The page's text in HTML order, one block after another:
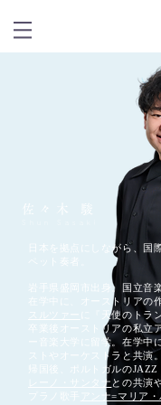
佐々木 駿
日本を拠点にしながら、国
ペット奏者。
岩手県盛岡市出身。国立音
在学中に、オーストリアの
スルツァー
に『天使のトラ
卒業後オーストリアの私立
ー音楽大学に留学。在学中
ストやオーケストラと共演。
帰国後、ポルトガルのJAZZ
レーノ・サンタナ との共演
プラノ歌手
アンナ=マリア